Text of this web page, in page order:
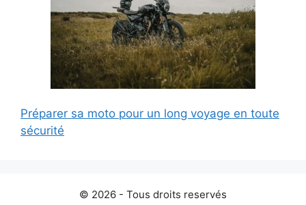
Préparer sa moto pour un long voyage en toute
sécurité
© 2026 - Tous droits reservés